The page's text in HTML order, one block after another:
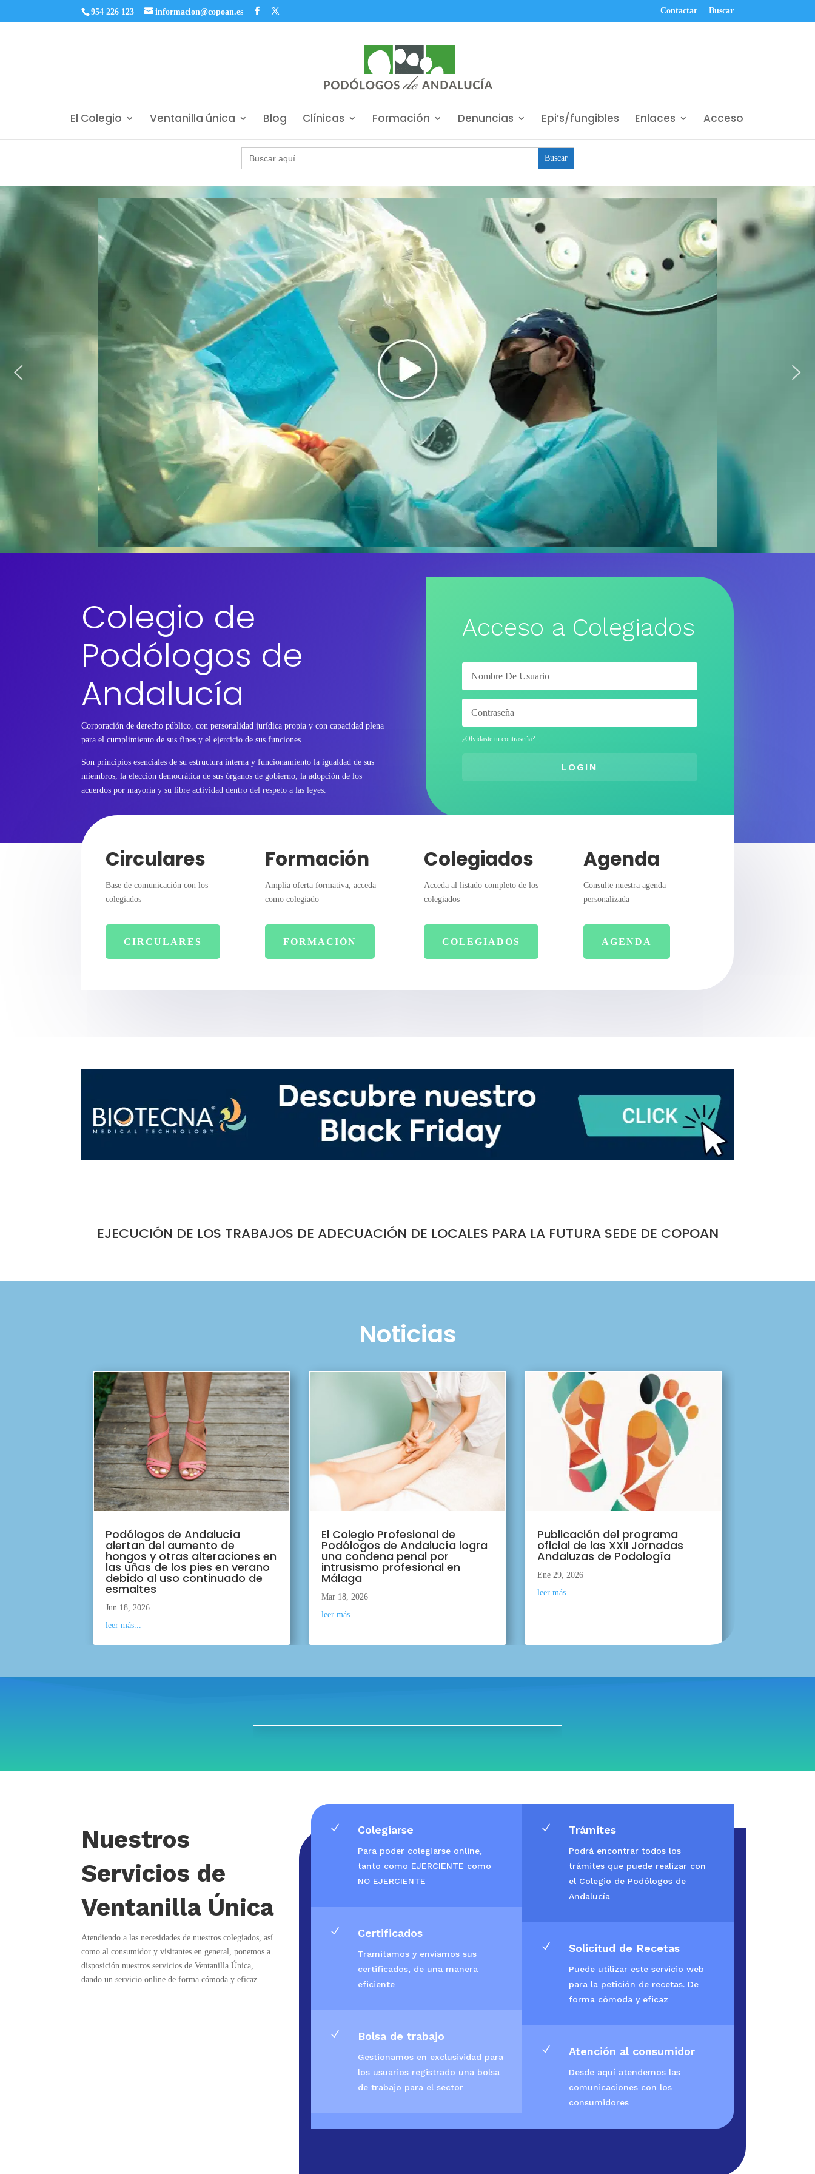
954 226 123 informacion@copoan.es Contactar Buscar
El Colegio Ventanilla única Blog Clínicas Formación Denuncias Epi’s/fungibles Enlaces Acceso
Buscar:
Colegio de
Podólogos de
Andalucía
Corporación de derecho público, con personalidad jurídica propia y con capacidad plena
para el cumplimiento de sus fines y el ejercicio de sus funciones.
Son principios esenciales de su estructura interna y funcionamiento la igualdad de sus
miembros, la elección democrática de sus órganos de gobierno, la adopción de los
acuerdos por mayoría y su libre actividad dentro del respeto a las leyes.
Acceso a Colegiados
¿Olvidaste tu contraseña?
LOGIN
Circulares
Base de comunicación con los
colegiados
CIRCULARES
Formación
Amplia oferta formativa, acceda
como colegiado
FORMACIÓN
Colegiados
Acceda al listado completo de los
colegiados
COLEGIADOS
Agenda
Consulte nuestra agenda
personalizada
AGENDA
EJECUCIÓN DE LOS TRABAJOS DE ADECUACIÓN DE LOCALES PARA LA FUTURA SEDE DE COPOAN
Noticias
Podólogos de Andalucía
alertan del aumento de
hongos y otras alteraciones en
las uñas de los pies en verano
debido al uso continuado de
esmaltes
Jun 18, 2026
leer más...
El Colegio Profesional de
Podólogos de Andalucía logra
una condena penal por
intrusismo profesional en
Málaga
Mar 18, 2026
leer más...
Publicación del programa
oficial de las XXII Jornadas
Andaluzas de Podología
Ene 29, 2026
leer más...
Nuestros
Servicios de
Ventanilla Única
Atendiendo a las necesidades de nuestros colegiados, así
como al consumidor y visitantes en general, ponemos a
disposición nuestros servicios de Ventanilla Única,
dando un servicio online de forma cómoda y eficaz.
N Colegiarse
Para poder colegiarse online,
tanto como EJERCIENTE como
NO EJERCIENTE
N Certificados
Tramitamos y enviamos sus
certificados, de una manera
eficiente
N Bolsa de trabajo
Gestionamos en exclusividad para
los usuarios registrado una bolsa
de trabajo para el sector
N Trámites
Podrá encontrar todos los
trámites que puede realizar con
el Colegio de Podólogos de
Andalucía
N Solicitud de Recetas
Puede utilizar este servicio web
para la petición de recetas. De
forma cómoda y eficaz
N Atención al consumidor
Desde aquí atendemos las
comunicaciones con los
consumidores